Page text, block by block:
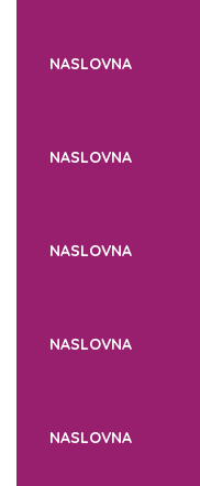
NASLOVNA
NASLOVNA
NASLOVNA
NASLOVNA
NASLOVNA